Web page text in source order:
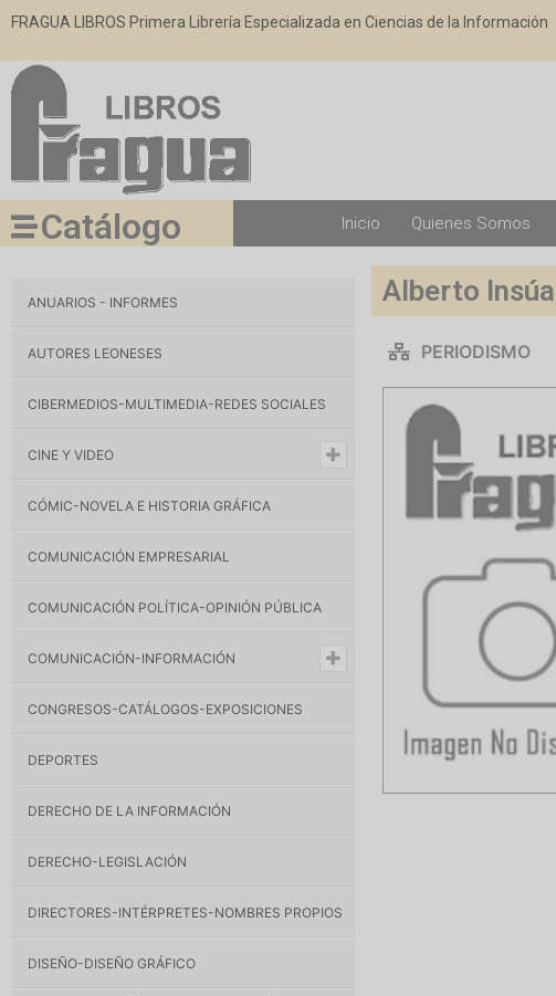
FRAGUA LIBROS Primera Librería Especializada en Ciencias de la Información
Catálogo Inicio Quienes Somos
ANUARIOS - INFORMES
AUTORES LEONESES
CIBERMEDIOS-MULTIMEDIA-REDES SOCIALES
CINE Y VIDEO
CÓMIC-NOVELA E HISTORIA GRÁFICA
COMUNICACIÓN EMPRESARIAL
COMUNICACIÓN POLÍTICA-OPINIÓN PÚBLICA
COMUNICACIÓN-INFORMACIÓN
CONGRESOS-CATÁLOGOS-EXPOSICIONES
DEPORTES
DERECHO DE LA INFORMACIÓN
DERECHO-LEGISLACIÓN
DIRECTORES-INTÉRPRETES-NOMBRES PROPIOS
DISEÑO-DISEÑO GRÁFICO
Alberto
PERIODISMO